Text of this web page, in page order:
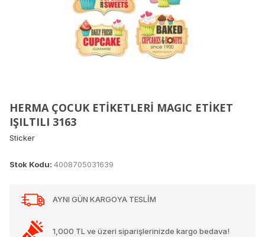
HERMA ÇOCUK ETİKETLERİ MAGIC ETİKET
IŞILTILI 3163
Sticker
Stok Kodu: 4008705031639
AYNI GÜN KARGOYA TESLİM
1,000 TL ve üzeri siparişlerinizde kargo bedava!